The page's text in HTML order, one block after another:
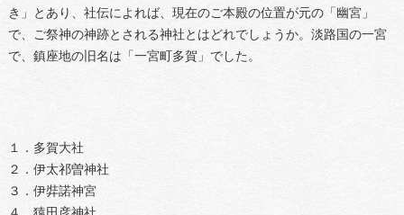
き」とあり、社伝によれば、現在のご本殿の位置が元の「幽宮」
で、ご祭神の神跡とされる神社とはどれでしょうか。淡路国の一宮
で、鎮座地の旧名は「一宮町多賀」でした。
１．多賀大社
２．伊太祁曽神社
３．伊弉諾神宮